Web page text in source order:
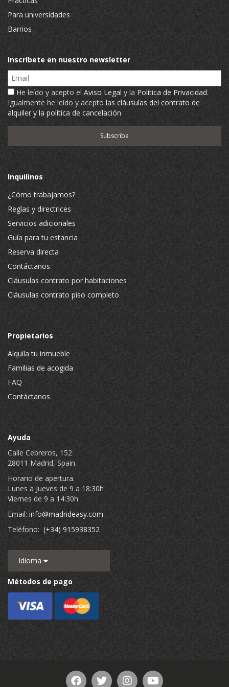
Para universidades
Barrios
Inscríbete en nuestro newsletter
Email
He leído y acepto el Aviso Legal y la Política de Privacidad.
Igualmente he leído y acepto las cláusulas del contrato de
alquiler y la política de cancelación
Inquilinos
¿Cómo trabajamos?
Reglas y directrices
Servicios adicionales
Guía para tu estancia
Reserva directa
Contáctanos
Cláusulas contrato por habitaciones
Cláusulas contrato piso completo
Propietarios
Alquila tu inmueble
Familias de acogida
FAQ
Contáctanos
Ayuda
Calle Cebreros, 152
28011 Madrid, Spain.
Horario de apertura:
Lunes a Jueves de 9 a 18:30h
Viernes de 9 a 14:30h
Email: info@madrideasy.com
Teléfono: (+34) 915938352
Idioma
Métodos de pago